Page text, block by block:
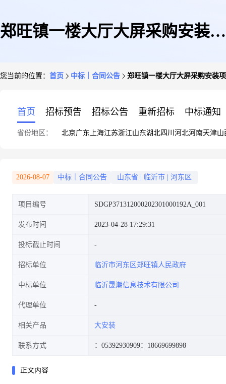
郑旺镇一楼大厅大屏采购安装项
您当前的位置： 首页 中标｜合同公告 郑旺镇一楼大厅大屏采购安装
首页 招标预告 招标公告 重新招标 中标通知
省份地区： 北京广东 上海江苏浙江山东湖北四川 河北河南天津山
2026-08-07 中标｜合同公告 山东省 临沂市 河东区
项目编号 SDGP371312000202301000192A_001
发布时间 2023-04-28 17:29:31
投标截止时间
招标单位 临沂市河东区郑旺镇人民政府
中标单位 临沂晟潮信息技术有限公司
代理单位
相关产品 大安装
联系方式 ：05392930909：18669699898
正文内容